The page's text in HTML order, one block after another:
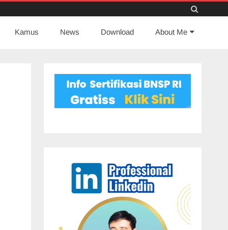
to
Kamus News Download About Me